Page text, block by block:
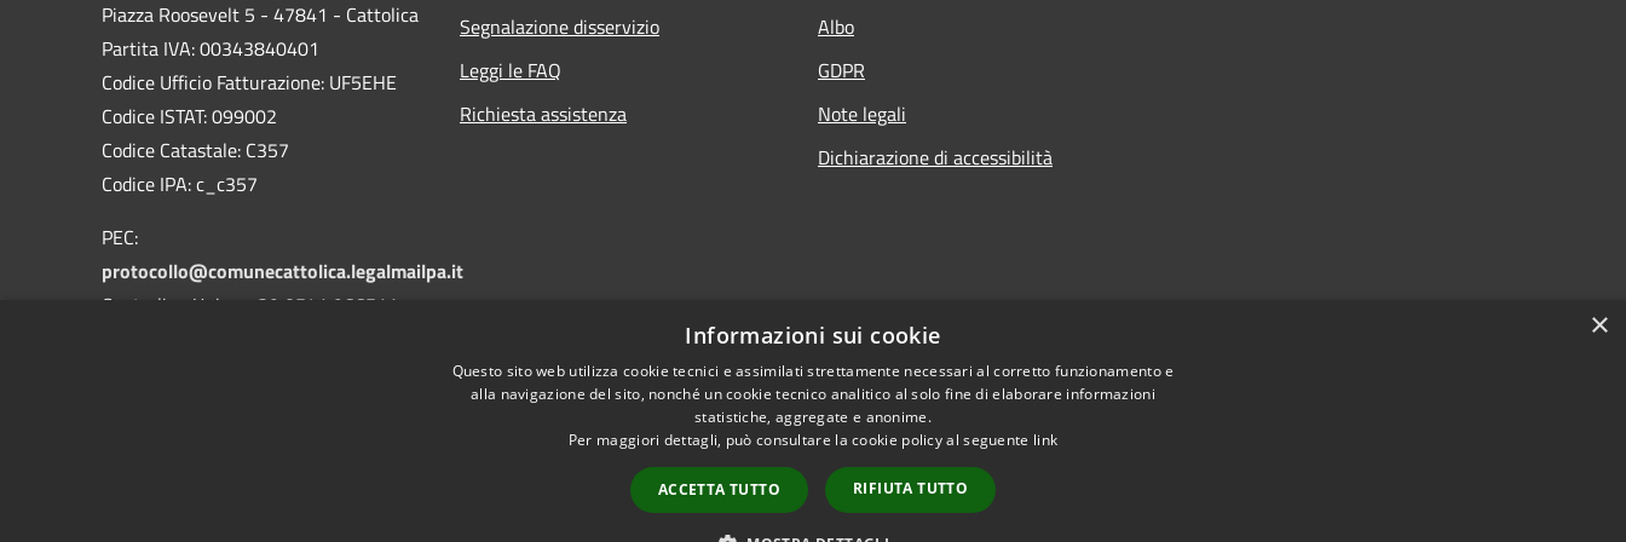
Piazza Roosevelt 5 - 47841 - Cattolica
Partita IVA: 00343840401
Codice Ufficio Fatturazione: UF5EHE
Codice ISTAT: 099002
Codice Catastale: C357
Codice IPA: c_c357
PEC:
protocollo@comunecattolica.legalmailpa.it
Centralino Unico: +39 0541 966511
Segnalazione disservizio
Leggi le FAQ
Richiesta assistenza
Albo
GDPR
Note legali
Dichiarazione di accessibilità
×
Informazioni sui cookie
Questo sito web utilizza cookie tecnici e assimilati strettamente necessari al corretto funzionamento e
alla navigazione del sito, nonché un cookie tecnico analitico al solo fine di elaborare informazioni
statistiche, aggregate e anonime.
Per maggiori dettagli, può consultare la cookie policy al seguente link
ACCETTA TUTTO RIFIUTA TUTTO